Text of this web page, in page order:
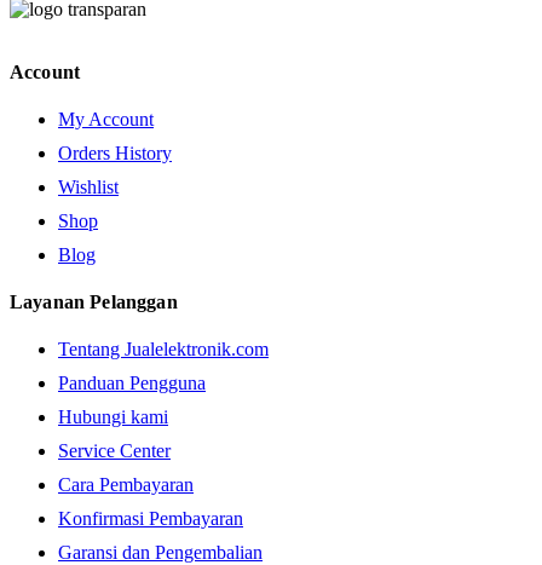
Account
My Account
Orders History
Wishlist
Shop
Blog
Layanan Pelanggan
Tentang Jualelektronik.com
Panduan Pengguna
Hubungi kami
Service Center
Cara Pembayaran
Konfirmasi Pembayaran
Garansi dan Pengembalian